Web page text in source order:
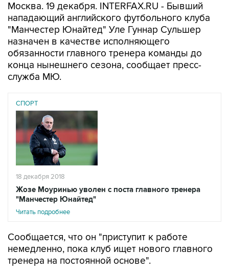
Москва. 19 декабря. INTERFAX.RU - Бывший
нападающий английского футбольного клуба
"Манчестер Юнайтед" Уле Гуннар Сульшер
назначен в качестве исполняющего
обязанности главного тренера команды до
конца нынешнего сезона, сообщает пресс-
служба МЮ.
СПОРТ
18 декабря 2018
Жозе Моуринью уволен с поста главного тренера
"Манчестер Юнайтед"
Читать подробнее
Сообщается, что он "приступит к работе
немедленно, пока клуб ищет нового главного
тренера на постоянной основе".